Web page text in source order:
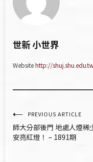
世新 小世界
Websitehttp://
文
章
PREVIOUS ARTICLE
師大分部後門 地處人煙稀
安亮紅燈！ – 1891期